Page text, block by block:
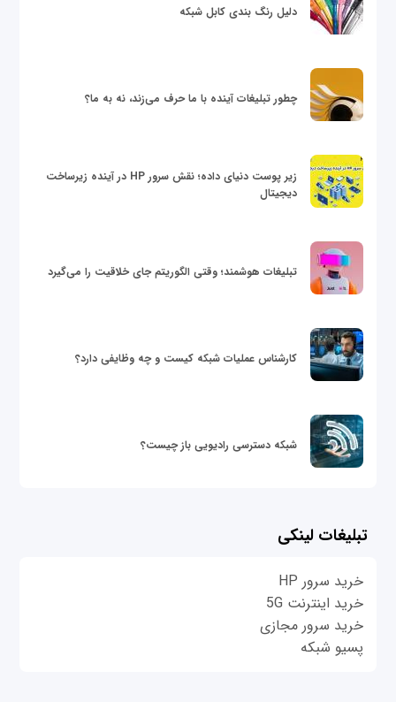
دلیل رنگ بندی کابل شبکه
چطور تبلیغات آینده با ما حرف می‌زند، نه به ما؟
زیر پوست دنیای داده؛ نقش سرور HP در آینده زیرساخت
دیجیتال
تبلیغات هوشمند؛ وقتی الگوریتم جای خلاقیت را می‌گیرد
کارشناس عملیات شبکه کیست و چه وظایفی دارد؟
شبکه دسترسی رادیویی باز چیست؟
تبلیغات لینکی
خرید سرور HP
خرید اینترنت 5G
خرید سرور مجازی
پسیو شبکه